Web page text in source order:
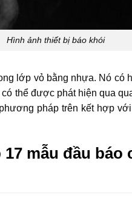
Hình ảnh thiết bị báo khói
lớp vỏ bằng nhựa. Nó có
thể được phát hiện qua
pháp trên kết hợp
mẫu đầu báo